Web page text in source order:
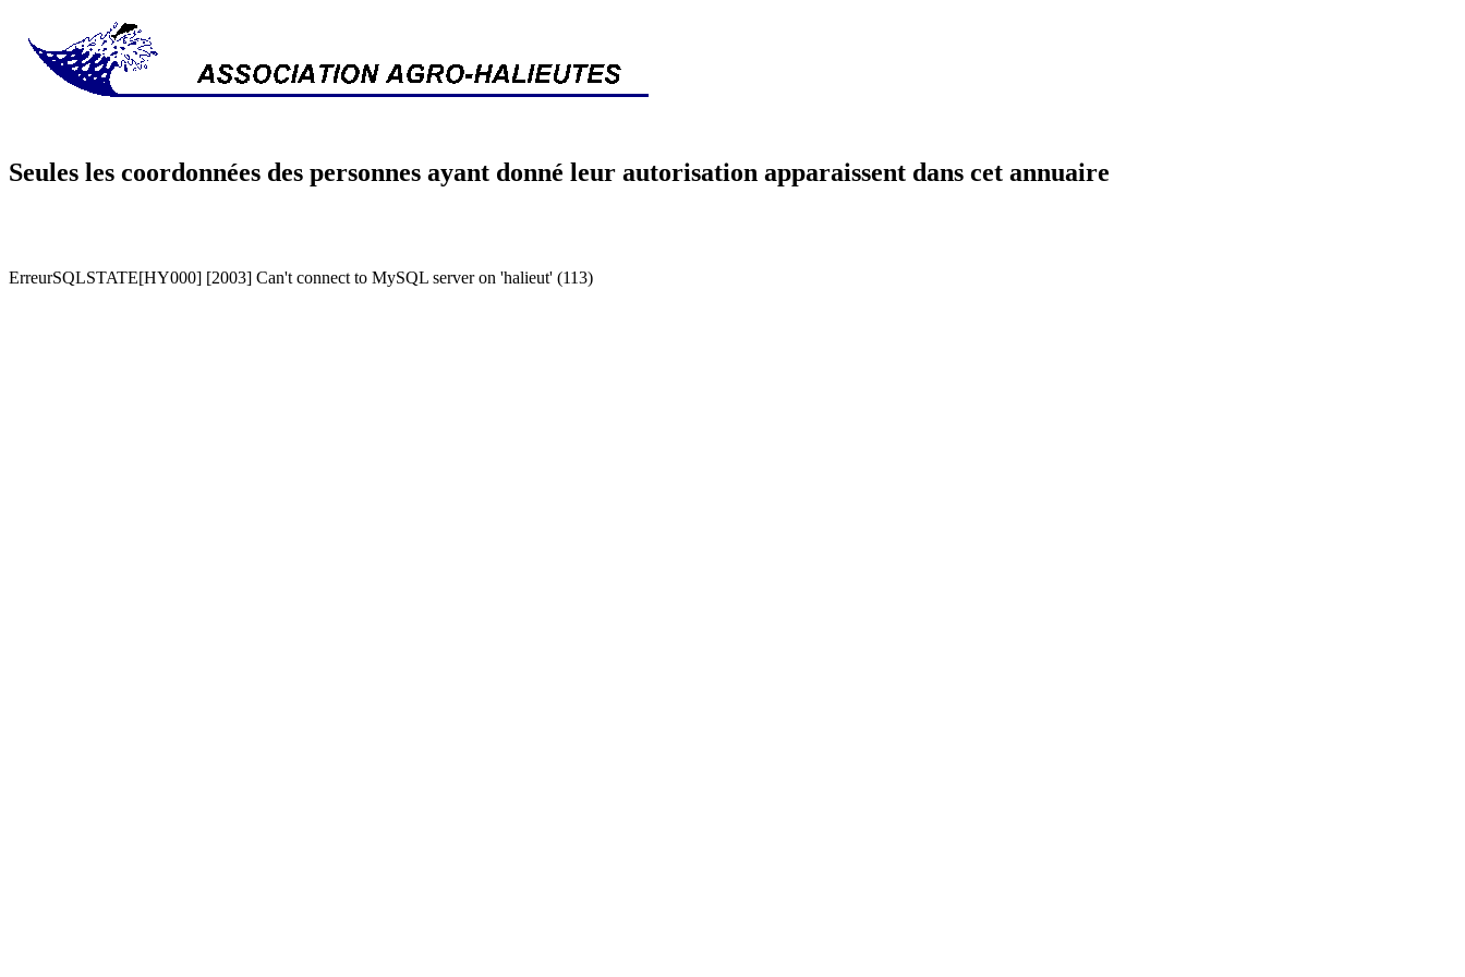
Seules les coordonnées des personnes ayant donné leur autorisation apparaissent dans cet annuaire
ErreurSQLSTATE[HY000] [2003] Can't connect to MySQL server on 'halieut' (113)